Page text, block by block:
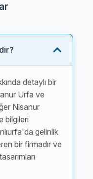
detaylı bir
Urfa ve
Nisanur
bilgileri
gelinlik
bir firmadır ve